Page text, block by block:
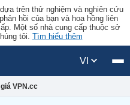
trên thử nghiệm và nghiên cứu
hồi của bạn và hoa hồng liên
Một số nhà cung cấp thuộc sở
tôi. Tìm hiểu thêm
VI
VPN.cc